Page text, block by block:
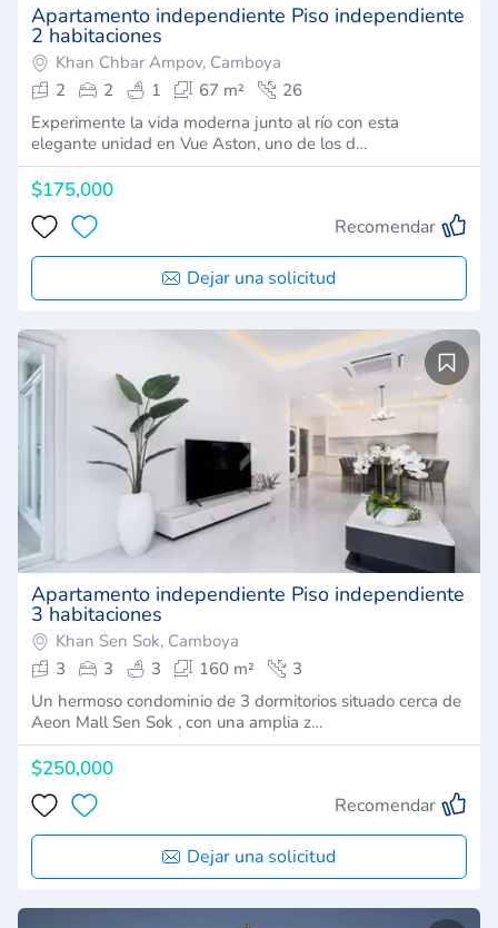
Apartamento independiente Piso independiente
2 habitaciones
Khan Chbar Ampov, Camboya
2
2 1 67 m²
26
Experimente la vida moderna junto al río con esta
elegante unidad en Vue Aston, uno de los d…
$175,000
Recomendar
Dejar una solicitud
Apartamento independiente Piso independiente
3 habitaciones
Khan Sen Sok, Camboya
3
3 3 160 m²
3
Un hermoso condominio de 3 dormitorios situado cerca de
Aeon Mall Sen Sok , con una amplia z…
$250,000
Recomendar
Dejar una solicitud